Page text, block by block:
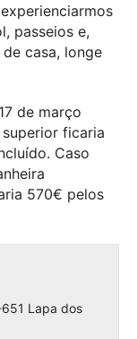
passeios e,
casa, longe
de março
ficaria
Caso
570€ pelos
Lapa dos